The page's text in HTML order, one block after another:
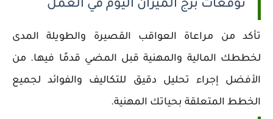
توقعات برج الميزان اليوم في العمل
تأكد من مراعاة العواقب القصيرة والطويلة المدى
لخططك المالية والمهنية قبل المضي قدمًا فيها. من
الأفضل إجراء تحليل دقيق للتكاليف والفوائد لجميع
الخطط المتعلقة بحياتك المهنية.